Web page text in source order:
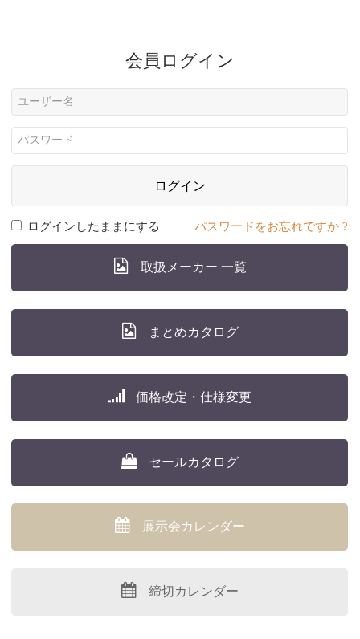
会員ログイン
ログイン
ログインしたままにする パスワードをお忘れですか ?
取扱メーカー 一覧
まとめカタログ
価格改定・仕様変更
セールカタログ
展示会カレンダー
締切カレンダー